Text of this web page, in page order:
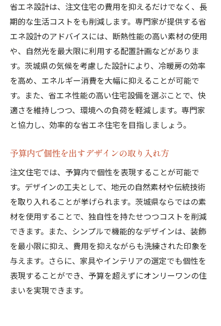
省エネ設計は、注文住宅の費用を抑えるだけでなく、長
期的な生活コストをも削減します。専門家が提供する省
エネ設計のアドバイスには、断熱性能の高い素材の使用
や、自然光を最大限に利用する配置計画などがありま
す。茨城県の気候を考慮した設計により、冷暖房の効率
を高め、エネルギー消費を大幅に抑えることが可能で
す。また、省エネ性能の高い住宅設備を選ぶことで、快
適さを維持しつつ、環境への負荷を軽減します。専門家
と協力し、効率的な省エネ住宅を目指しましょう。
予算内で個性を出すデザインの取り入れ方
注文住宅では、予算内で個性を表現することが可能で
す。デザインの工夫として、地元の自然素材や伝統技術
を取り入れることが挙げられます。茨城県ならではの素
材を使用することで、独自性を持たせつつコストを削減
できます。また、シンプルで機能的なデザインは、装飾
を最小限に抑え、費用を抑えながらも洗練された印象を
与えます。さらに、家具やインテリアの選定でも個性を
表現することができ、予算を超えずにオンリーワンの住
まいを実現できます。